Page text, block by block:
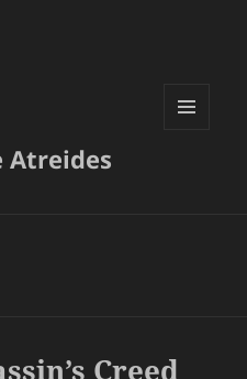
Atreides
Creed